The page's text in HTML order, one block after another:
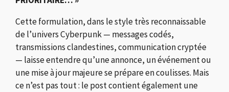
Cette formulation, dans le style très reconnaissable
de l’univers Cyberpunk — messages codés,
transmissions clandestines, communication cryptée
— laisse entendre qu’une annonce, un événement ou
une mise à jour majeure se prépare en coulisses. Mais
ce n’est pas tout : le post contient également une